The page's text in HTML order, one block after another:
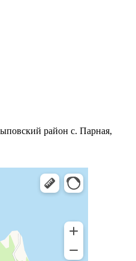
район с. Парная,